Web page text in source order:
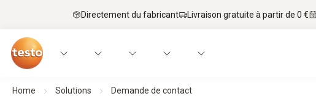
Directement du fabricant Livraison gratuite à partir de 0 €
Home Solutions Demande de contact